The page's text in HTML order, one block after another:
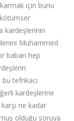
için bunu
kötümser
kardeşlerinin
Muhammed
baban hep
bu tefrikacı
kardeşlerine
ne kadar
olduğu soruya